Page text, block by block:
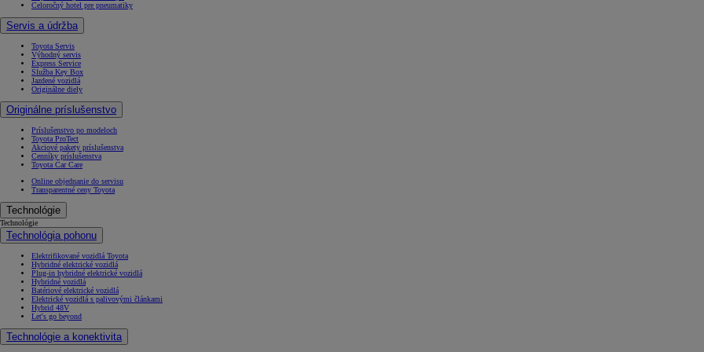
Celoročný hotel pre pneumatiky
Servis a údržba
Toyota Servis
Výhodný servis
Express Service
Služba Key Box
Jazdené vozidlá
Originálne diely
Originálne príslušenstvo
Príslušenstvo po modeloch
Toyota ProTect
Akciové pakety príslušenstva
Cenníky príslušenstva
Toyota Car Care
Online objednanie do servisu
Transparentné ceny Toyota
Technológie
Technológie
Technológia pohonu
Elektrifikované vozidlá Toyota
Hybridné elektrické vozidlá
Plug-in hybridné elektrické vozidlá
Hybridné vozidlá
Batériové elektrické vozidlá
Elektrické vozidlá s palivovými článkami
Hybrid 48V
Let's go beyond
Technológie a konektivita